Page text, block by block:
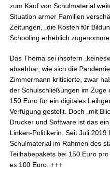
zum Kauf von Schulmaterial
Situation armer Familien
Zeitungen, „die Kosten für
Schooling erheblich
Das Thema sei insofern
absehbar, wie sich die
Zimmermann kritisierte, zwar
der Schulschließungen im Zuge
150 Euro für ein digitales
Verfügung gestellt. Doch „mit
Drucker und Software ist das
Linken-Politikerin. Seit Juli 2019
Schulmaterial im Rahmen des
Teilhabepakets bei 150 Euro
es 100 Euro. +++